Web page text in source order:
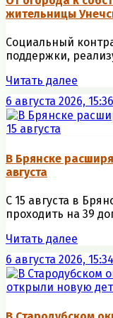
жительницы
Социальный
поддержки,
Читать далее
6 августа 2026, 15:36
В Брянске
августа
С 15 августа в
проходить на 39
Читать далее
6 августа 2026, 15:34